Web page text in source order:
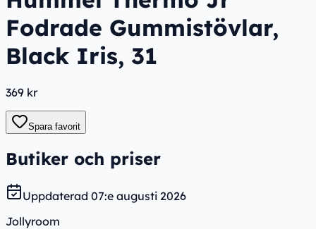
Fodrade Gummistövlar,
Black Iris, 31
369 kr
Spara favorit
Butiker och priser
Uppdaterad 07:e augusti 2026
Jollyroom